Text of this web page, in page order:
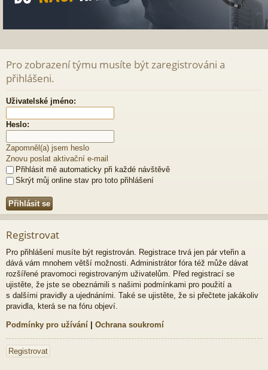
Pro zobrazení týmu musíte být zaregistrováni a
přihlášeni.
Uživatelské jméno:
Heslo:
Zapomněl(a) jsem heslo
Znovu poslat aktivační e-mail
Přihlásit mě automaticky při každé návštěvě
Skrýt můj online stav pro toto přihlášení
Registrovat
Pro přihlášení musíte být registrován. Registrace trvá jen pár vteřin a
dává vám mnohem větší možnosti. Administrátor fóra též může dávat
rozšířené pravomoci registrovaným uživatelům. Před registrací se
ujistěte, že jste se obeznámili s našimi podmínkami pro použití a
s dalšími pravidly a ujednáními. Také se ujistěte, že si přečtete jakákoliv
pravidla, která se na fóru objeví.
Podmínky pro užívání | Ochrana soukromí
Registrovat